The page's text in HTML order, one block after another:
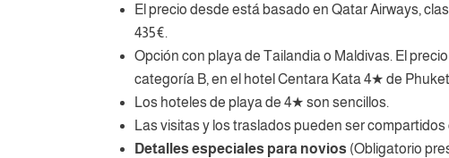
El precio desde está basado en Qatar Airways,
435€.
Opción con playa de Tailandia o Maldivas. El
categoría B, en el hotel Centara Kata 4★ de
Los hoteles de playa de 4★ son sencillos.
Las visitas y los traslados pueden ser
Detalles especiales para novios (Obligatorio